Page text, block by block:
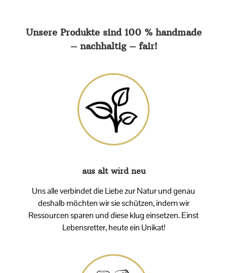
Unsere Produkte sind 100 % handmade
– nachhaltig – fair!
aus alt wird neu
Uns alle verbindet die Liebe zur Natur und genau
deshalb möchten wir sie schützen, indem wir
Ressourcen sparen und diese klug einsetzen. Einst
Lebensretter, heute ein Unikat!